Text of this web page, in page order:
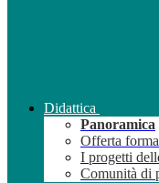
Didattica
Panoramica
Offerta
I progetti
Comunità di